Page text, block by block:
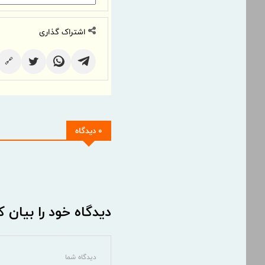
اشتراک گذاری
🔗
0 دیدگاه
دیدگاه خود را بیان